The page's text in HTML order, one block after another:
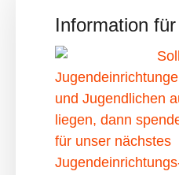
Information
und Jugendlichen
liegen, dann
für unser nächstes